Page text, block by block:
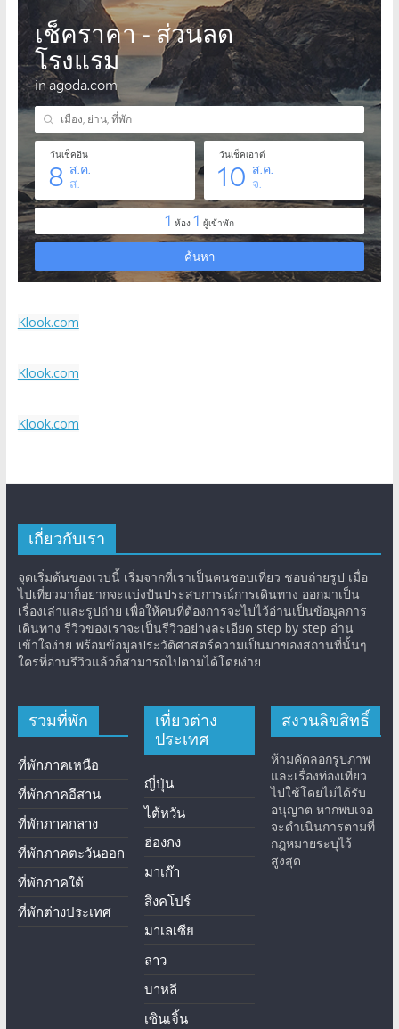
Klook.com
Klook.com
Klook.com
เกี่ยวกับเรา
จุดเริ่มต้นของเวบนี้ เริ่มจากที่เราเป็นคนชอบเที่ยว ชอบถ่ายรูป เมื่อ
ไปเที่ยวมาก็อยากจะแบ่งปันประสบการณ์การเดินทาง ออกมาเป็น
เรื่องเล่าและรูปถ่าย เพื่อให้คนที่ต้องการจะไปไว้อ่านเป็นข้อมูลการ
เดินทาง รีวิวของเราจะเป็นรีวิวอย่างละเอียด step by step อ่าน
เข้าใจง่าย พร้อมข้อมูลประวัติศาสตร์ความเป็นมาของสถานที่นั้นๆ
ใครที่อ่านรีวิวแล้วก็สามารถไปตามได้โดยง่าย
รวมที่พัก
ที่พักภาคเหนือ
ที่พักภาคอีสาน
ที่พักภาคกลาง
ที่พักภาคตะวันออก
ที่พักภาคใต้
ที่พักต่างประเทศ
เที่ยวต่าง
ประเทศ
ญี่ปุ่น
ไต้หวัน
ฮ่องกง
มาเก๊า
สิงคโปร์
มาเลเซีย
ลาว
บาหลี
เซินเจิ้น
สงวนลิขสิทธิ์
ห้ามคัดลอกรูปภาพ
และเรื่องท่องเที่ยว
ไปใช้โดยไม่ได้รับ
อนุญาต หากพบเจอ
จะดำเนินการตามที่
กฎหมายระบุไว้
สูงสุด